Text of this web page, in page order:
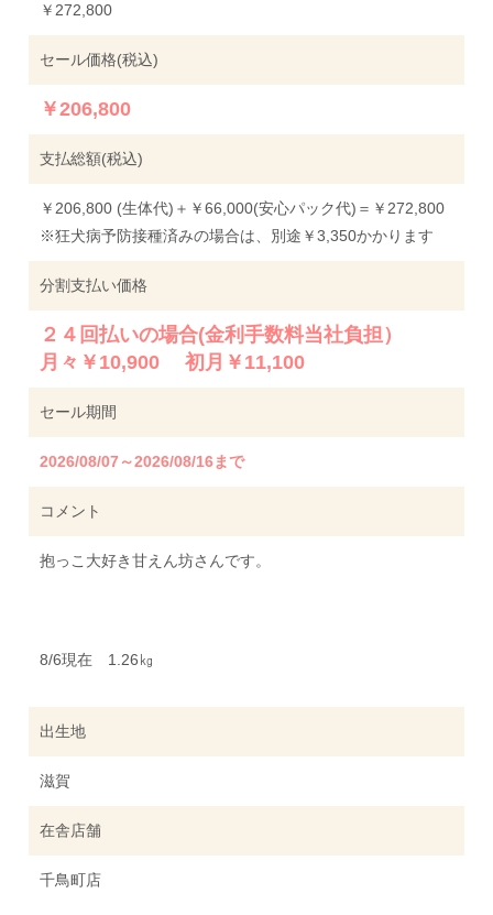
￥272,800
セール価格(税込)
￥206,800
支払総額(税込)
￥206,800 (生体代)＋￥66,000(安心パック代)＝￥272,800
※狂犬病予防接種済みの場合は、別途￥3,350かかります
分割支払い価格
２４回払いの場合(金利手数料当社負担）
月々￥10,900 初月￥11,100
セール期間
2026/08/07～2026/08/16まで
コメント
抱っこ大好き甘えん坊さんです。
8/6現在 1.26㎏
出生地
滋賀
在舎店舗
千鳥町店